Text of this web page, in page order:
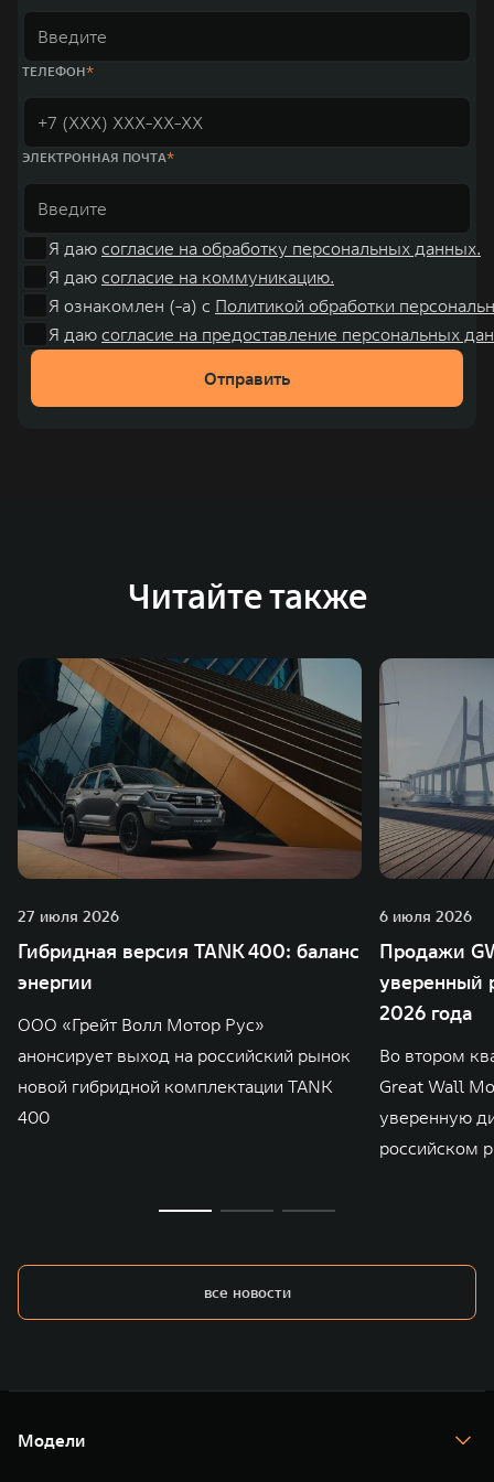
ТЕЛЕФОН
ЭЛЕКТРОННАЯ ПОЧТА
Я даю согласие на обработку персональных данных.
Я даю согласие на коммуникацию.
Я ознакомлен (-а) с Политикой обработки
Я даю согласие на предоставление персональных
Отправить
Читайте также
27 июля 2026
Гибридная версия TANK 400: баланс
энергии
ООО «Грейт Волл Мотор Рус»
анонсирует выход на российский рынок
новой гибридной комплектации TANK
400
6 июля 2026
Продажи
уверенный
2026 года
Во втором
Great Wall
уверенную
российском
все новости
Модели